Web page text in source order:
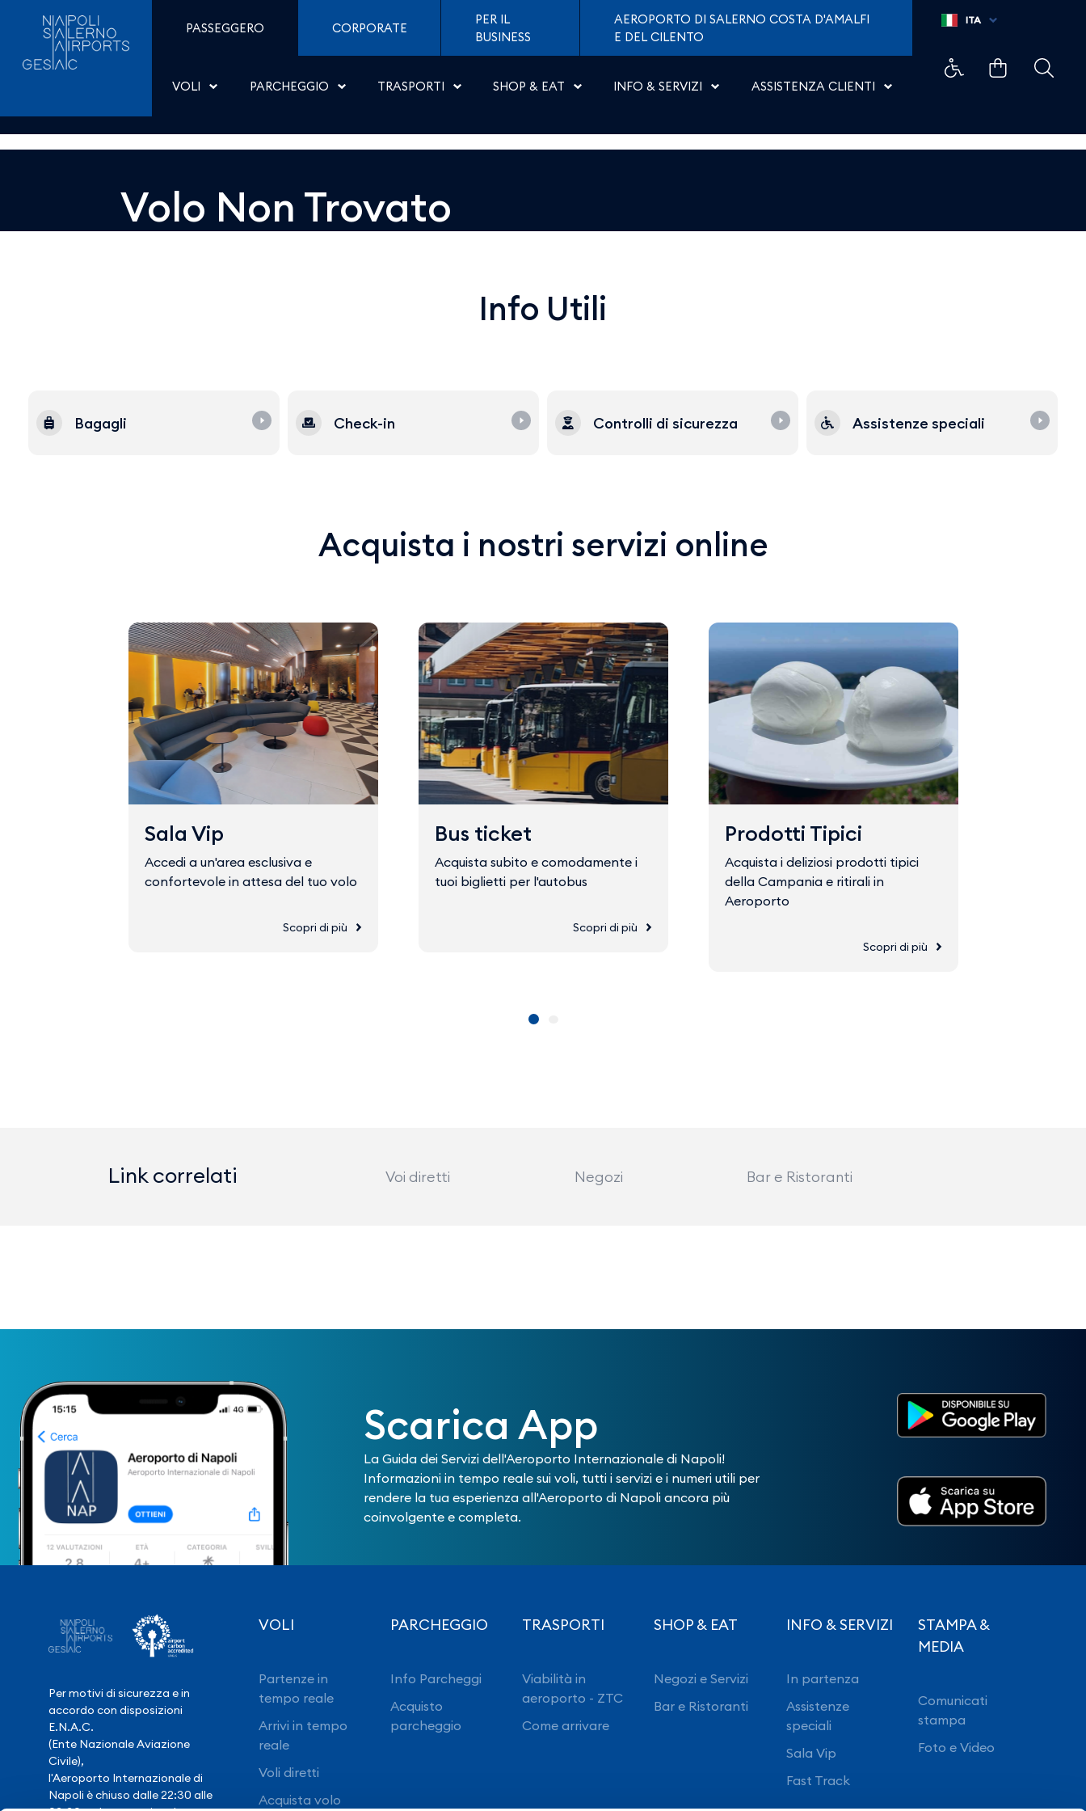
Salta al contenuto
Dettaglio - Aeroporti di Napoli
PASSEGGERO CORPORATE
PER IL
BUSINESS
AEROPORTO DI SALERNO COSTA D'AMALFI
E DEL CILENTO
VOLI PARCHEGGIO TRASPORTI SHOP & EAT INFO & SERVIZI ASSISTENZA CLIENTI
ITA
Volo Non Trovato
Info Utili
Bagagli Check-in Controlli di sicurezza Assistenze speciali
Acquista i nostri servizi online
Sala Vip
Accedi a un'area esclusiva e
confortevole in attesa del tuo volo
Scopri di più
Bus ticket
Acquista subito e comodamente i
tuoi biglietti per l'autobus
Scopri di più
Prodotti Tipici
Acquista i deliziosi prodotti tipici
della Campania e ritirali in
Aeroporto
Scopri di più
Link correlati Voi diretti Negozi Bar e Ristoranti
Scarica App
La Guida dei Servizi dell'Aeroporto Internazionale di Napoli!
Informazioni in tempo reale sui voli, tutti i servizi e i numeri utili per
rendere la tua esperienza all'Aeroporto di Napoli ancora più
coinvolgente e completa.
Per motivi di sicurezza e in
accordo con disposizioni
E.N.A.C.
(Ente Nazionale Aviazione
Civile),
l'Aeroporto Internazionale di
Napoli è chiuso dalle 22:30 alle
VOLI
Partenze in
tempo reale
Arrivi in tempo
reale
Voli diretti
Acquista volo
PARCHEGGIO
Info Parcheggi
Acquisto
parcheggio
TRASPORTI
Viabilità in
aeroporto - ZTC
Come arrivare
SHOP & EAT
Negozi e Servizi
Bar e Ristoranti
INFO & SERVIZI
In partenza
Assistenze
speciali
Sala Vip
Fast Track
STAMPA &
MEDIA
Comunicati
stampa
Foto e Video